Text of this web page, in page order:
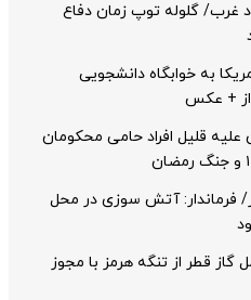
غرب/ گلوله توپ زمان دفاع
به خوابگاه دانشجویی
+ عکس
علیه قلیل افراد حامی محکومان
فرماندار: آتش سوزی در محل
قطر از تنگه هرمز با مجوز